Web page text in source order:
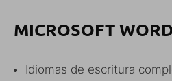
MICROSOFT
Idiomas de escritura